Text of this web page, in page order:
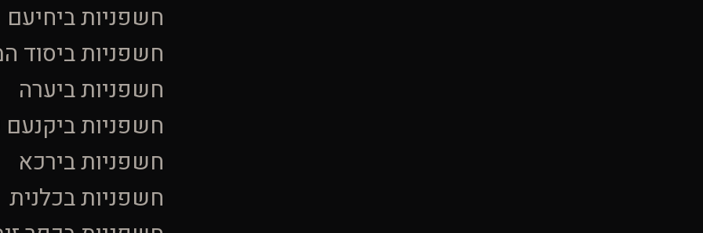
חשפניות ביחיעם
חשפניות ביסוד
חשפניות ביערה
חשפניות ביקנעם
חשפניות בירכא
חשפניות בכלנית